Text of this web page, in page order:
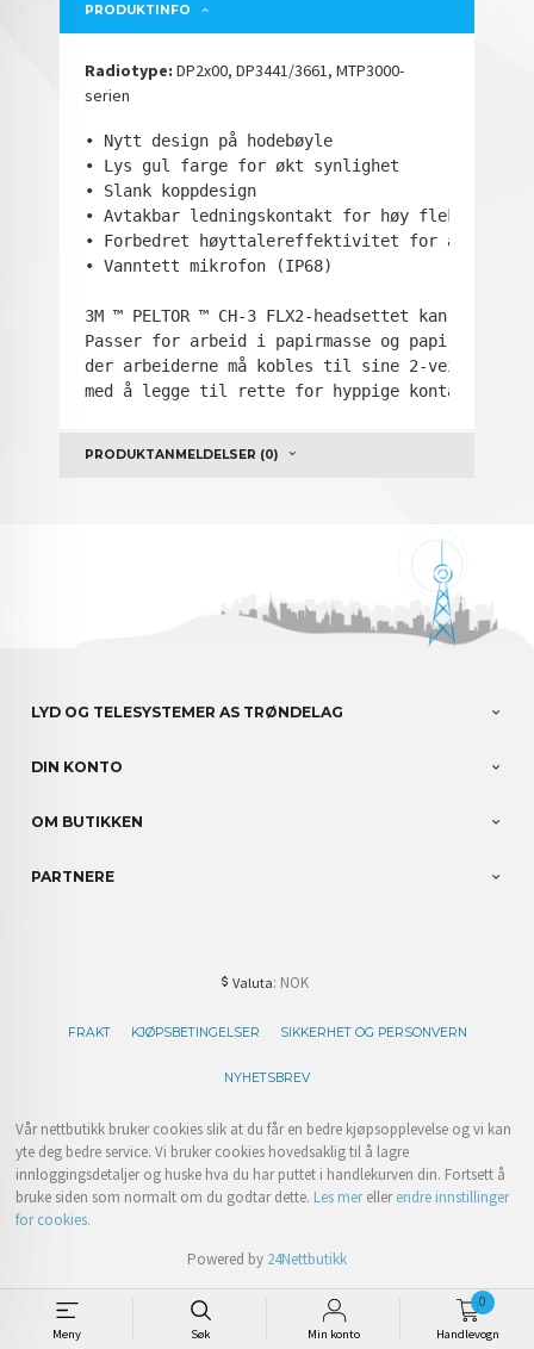
Meny Søk Min konto Handlevogn
0
PRODUKTINFO
Radiotype: DP2x00, DP3441/3661, MTP3000-
serien
• Nytt design på hodebøyle
• Lys gul farge for økt synlighet
• Slank koppdesign
• Avtakbar ledningskontakt for høy
• Forbedret høyttalereffektivitet for å passe
3M ™ PELTOR ™ CH-3 FLX2-headsettet kan
Passer for arbeid i papirmasse og papir,
der arbeiderne må kobles til sine 2-veis
med å legge til rette for hyppige kontakter med
PRODUKTANMELDELSER (0)
LYD OG TELESYSTEMER AS TRØNDELAG
DIN KONTO
OM BUTIKKEN
PARTNERE
Valuta: NOK
FRAKT KJØPSBETINGELSER SIKKERHET OG PERSONVERN
NYHETSBREV
Vår nettbutikk bruker cookies slik at du får en bedre kjøpsopplevelse og vi kan
yte deg bedre service. Vi bruker cookies hovedsaklig til å lagre
innloggingsdetaljer og huske hva du har puttet i handlekurven din. Fortsett å
bruke siden som normalt om du godtar dette. Les merellerendre innstillinger
for cookies.
Powered by 24Nettbutikk